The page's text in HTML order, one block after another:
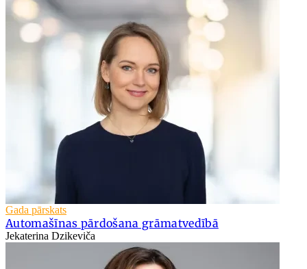
Gada pārskats
Automašīnas pārdošana grāmatvedībā
Jekaterina Dzikeviča